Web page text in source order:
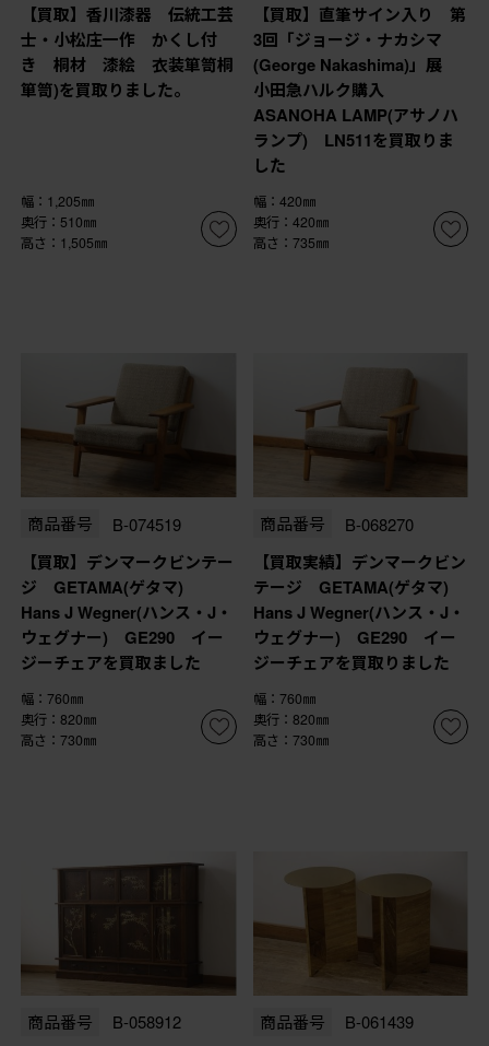
【買取】香川漆器 伝統工芸
士・小松庄一作 かくし付
き 桐材 漆絵 衣装箪笥桐
箪笥)を買取りました。
幅：1,205㎜
奥行：510㎜
高さ：1,505㎜
【買取】直筆サイン入り 第
3回「ジョージ・ナカシマ
(George Nakashima)」展
小田急ハルク購入
ASANOHA LAMP(アサノハ
ランプ) LN511を買取りま
した
幅：420㎜
奥行：420㎜
高さ：735㎜
商品番号 B-074519
【買取】デンマークビンテー
ジ GETAMA(ゲタマ)
Hans J Wegner(ハンス・J・
ウェグナー) GE290 イー
ジーチェアを買取ました
幅：760㎜
奥行：820㎜
高さ：730㎜
商品番号 B-068270
【買取実績】デンマークビン
テージ GETAMA(ゲタマ)
Hans J Wegner(ハンス・J・
ウェグナー) GE290 イー
ジーチェアを買取りました
幅：760㎜
奥行：820㎜
高さ：730㎜
商品番号 B-058912 商品番号 B-061439